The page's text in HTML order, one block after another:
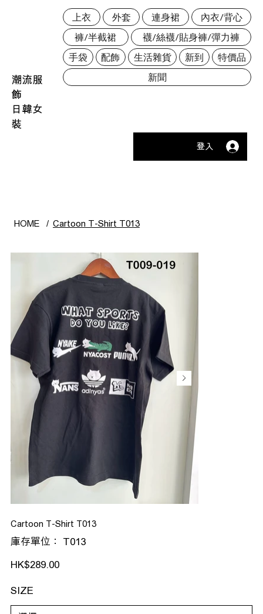
潮流服
飾
日韓女
裝
上衣 外套 連身裙
內衣/背心
褲/半截裙
襪/絲襪/貼身褲/彈力褲
手袋
配飾 生活雜貨 新到
特價品
新聞
登入
HOME / Cartoon T-Shirt T013
Cartoon T-Shirt T013
庫存單位：
SKU
T013
T013
價
格HK$289.00
SIZE